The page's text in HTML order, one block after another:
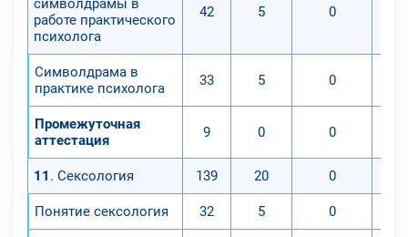
символдрамы в
работе практического
психолога
42 5 0
Символдрама в
практике психолога
33 5 0
Промежуточная
аттестация
9 0 0
11 . Сексология 139 20 0
Понятие сексология 32 5 0